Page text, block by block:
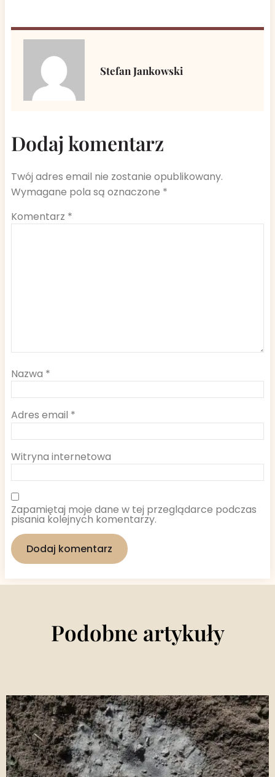
Stefan Jankowski
Dodaj komentarz
Twój adres email nie zostanie opublikowany.
Wymagane pola są oznaczone *
Komentarz *
Nazwa *
Adres email *
Witryna internetowa
Zapamiętaj moje dane w tej przeglądarce podczas
pisania kolejnych komentarzy.
Podobne artykuły